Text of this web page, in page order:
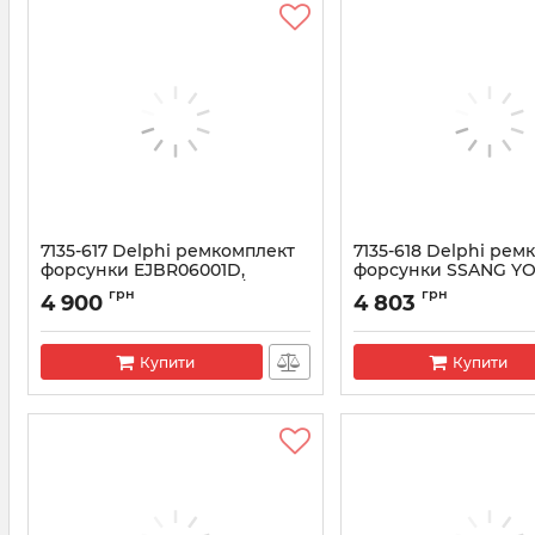
7135-617 Delphi ремкомплект
форсунки EJBR06001D,
9688438580 PEUGEOT /
CITROEN
Артикул: 7135-617
4 900 грн
Купити
7135-618 Delphi
форсунки SSANG
(R04401D)
Артикул:
4 803 грн
Купити